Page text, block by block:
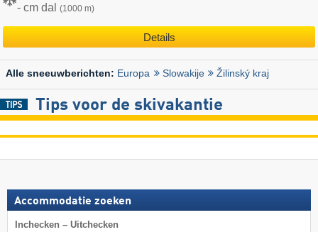
- cm dal (1000 m)
Details
Alle sneeuwberichten: Europa Slowakije Žilinský kraj
Tips voor de skivakantie
Accommodatie zoeken
Inchecken – Uitchecken